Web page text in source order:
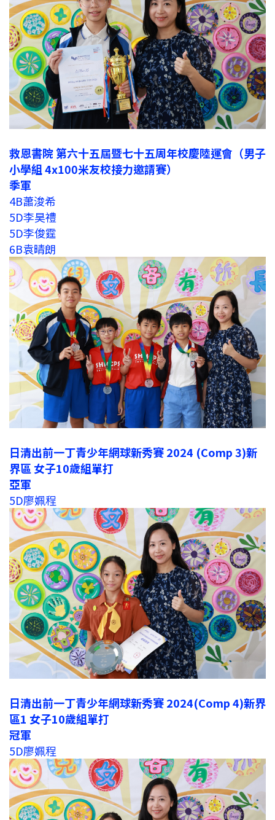
救恩書院 第六十五屆暨七十五周年校慶陸運會（男子
小學組 4x100米友校接力邀請賽）
季軍
4B蕭浚希
5D李昊禮
5D李俊霆
6B袁晴朗
日清出前一丁青少年網球新秀賽 2024 (Comp 3)新
界區 女子10歲組單打
亞軍
5D廖姵程
日清出前一丁青少年網球新秀賽 2024(Comp 4)新界
區1 女子10歲組單打
冠軍
5D廖姵程